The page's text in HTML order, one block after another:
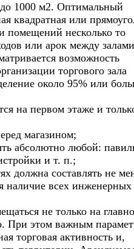
1000 м2. Оптимальный
квадратная или
помещений несколько то
или арок между
возможность
торгового зала
около 95% или
на первом этаже и
магазином;
абсолютно любой:
и т. п.;
должна составлять не
наличие всех инженерных
не только на
При этом важным
торговая активность и,